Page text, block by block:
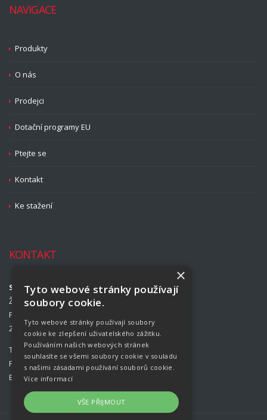
NAVIGACE
Produkty
O nás
Prodejci
Dotační programy EU
Ptejte se
Kontakt
Ke stažení
KONTAKT
Strojírny Rožmitál, s.r.o.
Žižkova 708
Příbram II
261 01 Příbram
Telefon:
+420 318 427 313
Fax:
+420 318 427 314
E-mail:
info@rozmital.com
×
Tyto webové stránky používají
soubory cookie.
Tyto webové stránky používají soubory
cookie ke zlepšení uživatelského zážitku.
Používáním našich webových stránek
souhlasíte se všemi soubory cookie v souladu
s našimi zásadami používání souborů cookie.
Více informací
VŠE PŘIJMOUT